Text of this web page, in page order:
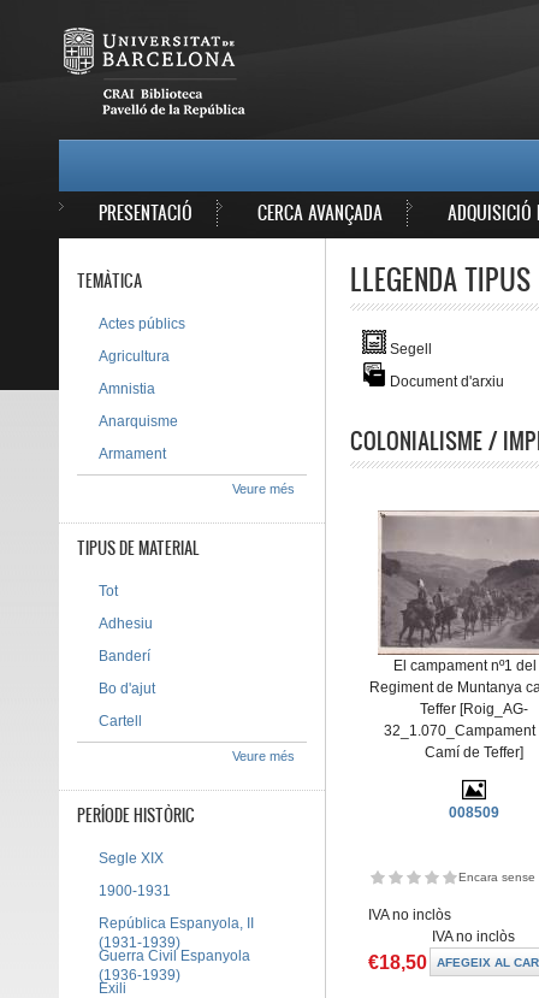
PRESENTACIÓ CERCA AVANÇADA ADQUISICIÓ
LLEGENDA
Segell
Document d'arxiu
COLONIALISME /
El campament nº1
Regiment de Muntanya
Teffer [Roig_AG-
32_1.070_Campament
Camí de Teffer]
008509
Encara sense
IVA no inclòs
IVA no inclòs
€18,50
TEMÀTICA
Actes públics
Agricultura
Amnistia
Anarquisme
Armament
Veure més
TIPUS DE MATERIAL
Tot
Adhesiu
Banderí
Bo d'ajut
Cartell
Veure més
PERÍODE HISTÒRIC
Segle XIX
1900-1931
República Espanyola, II
(1931-1939)
Guerra Civil Espanyola
(1936-1939)
Exili